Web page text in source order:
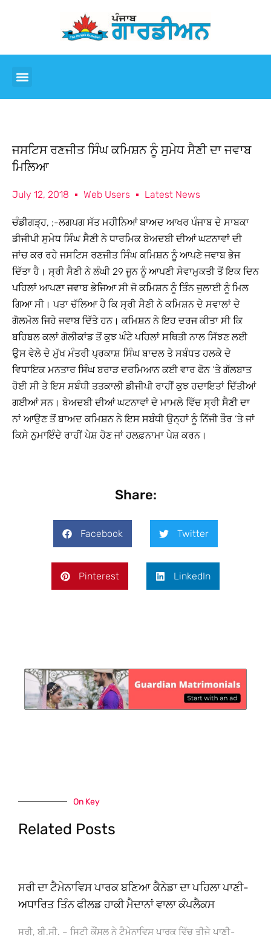
ਜਸਟਿਸ ਰਣਜੀਤ ਸਿੰਘ ਕਮਿਸ਼ਨ ਨੂੰ ਸੁਮੇਧ ਸੈਣੀ ਦਾ ਜਵਾਬ
ਮਿਲਿਆ
July 12, 2018 Web Users Latest News
ਚੰਡੀਗੜ੍ਹ, ;-ਲਗਪਗ ਸੱਤ ਮਹੀਨਿਆਂ ਬਾਅਦ ਆਖਰ ਪੰਜਾਬ ਦੇ ਸਾਬਕਾ
ਡੀਜੀਪੀ ਸੁਮੇਧ ਸਿੰਘ ਸੈਣੀ ਨੇ ਧਾਰਮਿਕ ਬੇਅਦਬੀ ਦੀਆਂ ਘਟਨਾਵਾਂ ਦੀ
ਜਾਂਚ ਕਰ ਰਹੇ ਜਸਟਿਸ ਰਣਜੀਤ ਸਿੰਘ ਕਮਿਸ਼ਨ ਨੂੰ ਆਪਣੇ ਜਵਾਬ ਭੇਜ
ਦਿੱਤਾ ਹੈ। ਸ੍ਰੀ ਸੈਣੀ ਨੇ ਲੰਘੀ 29 ਜੂਨ ਨੂੰ ਆਪਣੀ ਸੇਵਾਮੁਕਤੀ ਤੋਂ ਇਕ ਦਿਨ
ਪਹਿਲਾਂ ਆਪਣਾ ਜਵਾਬ ਭੇਜਿਆ ਸੀ ਜੋ ਕਮਿਸ਼ਨ ਨੂੰ ਤਿੰਨ ਜੁਲਾਈ ਨੂੰ ਮਿਲ
ਗਿਆ ਸੀ। ਪਤਾ ਚੱਲਿਆ ਹੈ ਕਿ ਸ੍ਰੀ ਸੈਣੀ ਨੇ ਕਮਿਸ਼ਨ ਦੇ ਸਵਾਲਾਂ ਦੇ
ਗੋਲਮੋਲ ਜਿਹੇ ਜਵਾਬ ਦਿੱਤੇ ਹਨ। ਕਮਿਸ਼ਨ ਨੇ ਇਹ ਦਰਜ ਕੀਤਾ ਸੀ ਕਿ
ਬਹਿਬਲ ਕਲਾਂ ਗੋਲੀਕਾਂਡ ਤੋਂ ਕੁਝ ਘੰਟੇ ਪਹਿਲਾਂ ਸਥਿਤੀ ਨਾਲ ਸਿੱਝਣ ਲਈ
ਉਸ ਵੇਲੇ ਦੇ ਮੁੱਖ ਮੰਤਰੀ ਪ੍ਰਕਾਸ਼ ਸਿੰਘ ਬਾਦਲ ਤੇ ਸਬੰਧਤ ਹਲਕੇ ਦੇ
ਵਿਧਾਇਕ ਮਨਤਾਰ ਸਿੰਘ ਬਰਾੜ ਦਰਮਿਆਨ ਕਈ ਵਾਰ ਫੋਨ ‘ਤੇ ਗੱਲਬਾਤ
ਹੋਈ ਸੀ ਤੇ ਇਸ ਸਬੰਧੀ ਤਤਕਾਲੀ ਡੀਜੀਪੀ ਰਾਹੀਂ ਕੁਝ ਹਦਾਇਤਾਂ ਦਿੱਤੀਆਂ
ਗਈਆਂ ਸਨ। ਬੇਅਦਬੀ ਦੀਆਂ ਘਟਨਾਵਾਂ ਦੇ ਮਾਮਲੇ ਵਿੱਚ ਸ੍ਰੀ ਸੈਣੀ ਦਾ
ਨਾਂ ਆਉਣ ਤੋਂ ਬਾਅਦ ਕਮਿਸ਼ਨ ਨੇ ਇਸ ਸਬੰਧੀ ਉਨ੍ਹਾਂ ਨੂੰ ਨਿੱਜੀ ਤੌਰ ‘ਤੇ ਜਾਂ
ਕਿਸੇ ਨੁਮਾਇੰਦੇ ਰਾਹੀਂ ਪੇਸ਼ ਹੋਣ ਜਾਂ ਹਲਫ਼ਨਾਮਾ ਪੇਸ਼ ਕਰਨ।
Share:
Facebook Twitter
Pinterest LinkedIn
On Key
Related Posts
ਸਰੀ ਦਾ ਟੈਮੇਨਾਵਿਸ ਪਾਰਕ ਬਣਿਆ ਕੈਨੇਡਾ ਦਾ ਪਹਿਲਾ ਪਾਣੀ-
ਅਧਾਰਿਤ ਤਿੰਨ ਫੀਲਡ ਹਾਕੀ ਮੈਦਾਨਾਂ ਵਾਲਾ ਕੰਪਲੈਕਸ
ਸਰੀ, ਬੀ.ਸੀ. – ਸਿਟੀ ਕੌਂਸਲ ਨੇ ਟੈਮੇਨਾਵਿਸ ਪਾਰਕ ਵਿੱਚ ਤੀਜੇ ਪਾਣੀ-